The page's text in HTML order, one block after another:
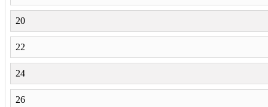
20
22
24
26